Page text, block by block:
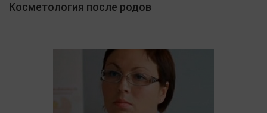
Косметология после родов